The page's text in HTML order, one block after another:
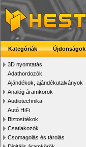
Kategóriák Újdonságok
3D nyomtatás
Adathordozók
Ajándékok, ajándékutalványok
Analóg áramkörök
Audiotechnika
Autó HiFi
Biztosítékok
Csatlakozók
Csomagolás és tárolás